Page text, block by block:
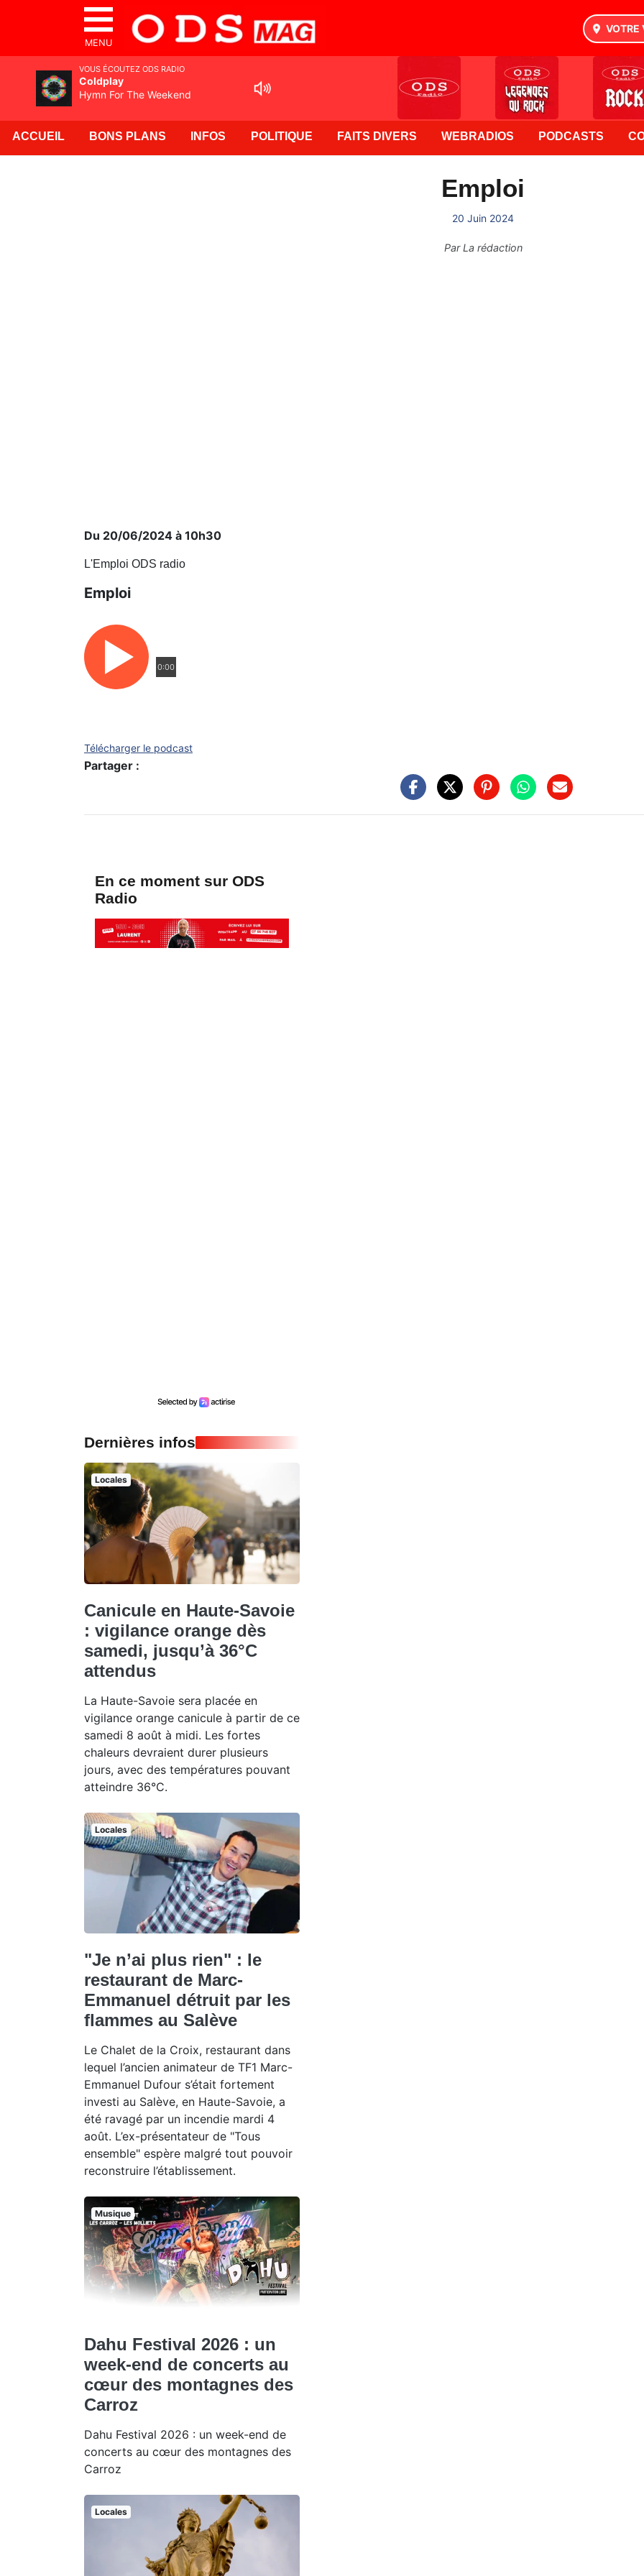
MENU
VOTRE
ACCUEIL BONS PLANS INFOS POLITIQUE FAITS DIVERS WEBRADIOS PODCASTS
Emploi
20 Juin 2024
ParLa rédaction
Du 20/06/2024 à 10h30
L'Emploi ODS radio
Emploi
0:00
Télécharger le podcast
Partager :
En ce moment sur ODS
Radio
Dernières infos
Locales
Canicule en Haute-Savoie
: vigilance orange dès
samedi, jusqu’à 36°C
attendus
La Haute-Savoie sera placée en
vigilance orange canicule à partir de ce
samedi 8 août à midi. Les fortes
chaleurs devraient durer plusieurs
jours, avec des températures pouvant
atteindre 36°C.
Locales
"Je n’ai plus rien" : le
restaurant de Marc-
Emmanuel détruit par les
flammes au Salève
Le Chalet de la Croix, restaurant dans
lequel l’ancien animateur de TF1 Marc-
Emmanuel Dufour s’était fortement
investi au Salève, en Haute-Savoie, a
été ravagé par un incendie mardi 4
août. L’ex-présentateur de "Tous
ensemble" espère malgré tout pouvoir
reconstruire l’établissement.
Musique
Dahu Festival 2026 : un
week-end de concerts au
cœur des montagnes des
Carroz
Dahu Festival 2026 : un week-end de
concerts au cœur des montagnes des
Carroz
Locales
VOUS ÉCOUTEZ ODS RADIO
Coldplay
Hymn For The Weekend